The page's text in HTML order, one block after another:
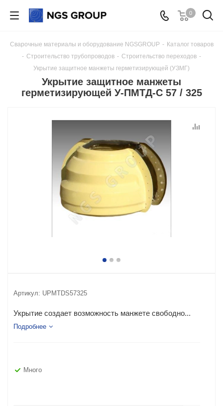
0
Сварочные материалы и оборудование NGSGROUP - Каталог товаров
- Строительство трубопроводов - Строительство переходов -
Укрытие защитное манжеты герметизирующей (УЗМГ)
Укрытие защитное манжеты
герметизирующей У-ПМТД-С 57 / 325
Артикул: UPMTDS57325
Укрытие создает возможность манжете свободно...
Подробнее
Много